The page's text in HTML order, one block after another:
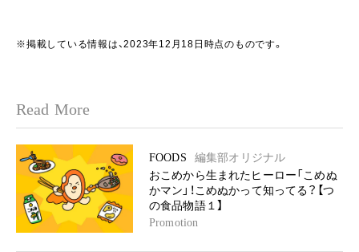
※掲載している情報は、2023年12月18日時点のものです。
Read More
FOODS
編集部オリジナル
おこめから生まれたヒーロー「こめぬ
かマン」！こめぬかって知ってる？【つ
の食品物語１】
Promotion